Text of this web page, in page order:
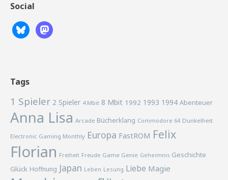
Social
Tags
1 Spieler 2 Spieler 4 Mbit 8 Mbit 1992 1993 1994 Abenteuer
Anna Lisa Arcade Bücherklang Commodore 64 Dunkelheit
Electronic Gaming Monthly Europa FastROM Felix
Florian Freiheit Freude Game Genie Geheimnis Geschichte
Glück Hoffnung Japan Leben Lesung Liebe Magie